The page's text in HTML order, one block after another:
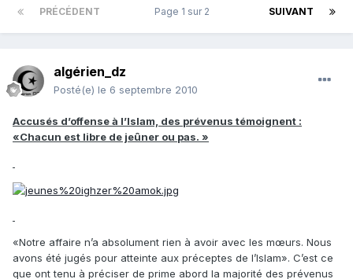
PRÉCÉDENT SUIVANT
Page 1 sur 2
algérien_dz
Posté(e) le 6 septembre 2010
Accusés d’offense à l’Islam, des prévenus témoignent :
«Chacun est libre de jeûner ou pas. »
«Notre affaire n’a absolument rien à avoir avec les mœurs. Nous
avons été jugés pour atteinte aux préceptes de l’Islam». C’est ce
que ont tenu à préciser de prime abord la majorité des prévenus